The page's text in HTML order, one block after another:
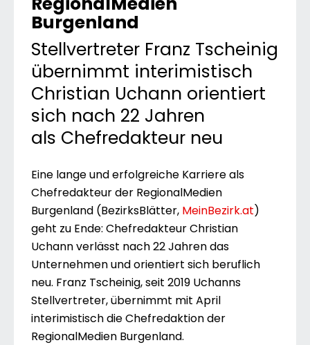
Burgenland
Stellvertreter Franz Tscheinig
übernimmt interimistisch
Christian Uchann orientiert
sich nach 22 Jahren
als Chefredakteur neu
Eine lange und erfolgreiche Karriere als
Chefredakteur der RegionalMedien
Burgenland (BezirksBlätter, MeinBezirk.at)
geht zu Ende: Chefredakteur Christian
Uchann verlässt nach 22 Jahren das
Unternehmen und orientiert sich beruflich
neu. Franz Tscheinig, seit 2019 Uchanns
Stellvertreter, übernimmt mit April
interimistisch die Chefredaktion der
RegionalMedien Burgenland.